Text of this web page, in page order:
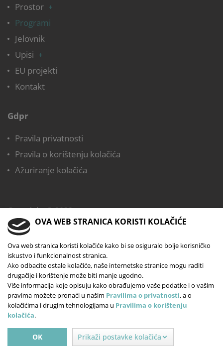
Prostor
Programi
Jelovnik
Upisi
EU projekti
Kontakt
Gdpr
Pravila privatnosti
Pravila o korištenju kolačića
Ažuriranje kolačića
Copyright © 2022,
Dječji vrtić Mali istraživač
Sva prava pridržana
Web dizajn: Lupus Art Net
OVA WEB STRANICA KORISTI KOLAČIĆE
Ova web stranica koristi kolačiće kako bi se osiguralo bolje korisničko
iskustvo i funkcionalnost stranica.
Ako odbacite ostale kolačiće, naše internetske stranice mogu raditi
drugačije i korištenje može biti manje ugodno.
Više informacija koje opisuju kako obrađujemo vaše podatke i o vašim
pravima možete pronaći u našim Pravilima o privatnosti, a o
kolačićima i drugim tehnologijama u Pravilima o korištenju
kolačića.
OK Prikaži postavke kolačića